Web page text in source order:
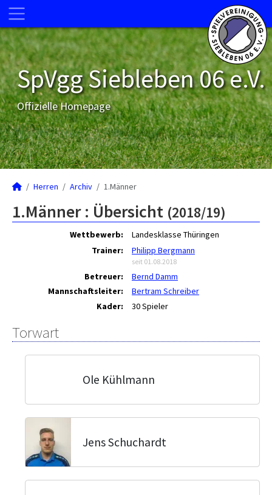
SpVgg Siebleben 06 e.V.
Offizielle Homepage
Herren Archiv 1.Männer
1.Männer : Übersicht (2018/19)
Wettbewerb:
Landesklasse Thüringen
Trainer:
Philipp Bergmann
seit 01.08.2018
Betreuer:
Bernd Damm
Mannschaftsleiter:
Bertram Schreiber
Kader:
30 Spieler
Torwart
Ole Kühlmann
Jens Schuchardt